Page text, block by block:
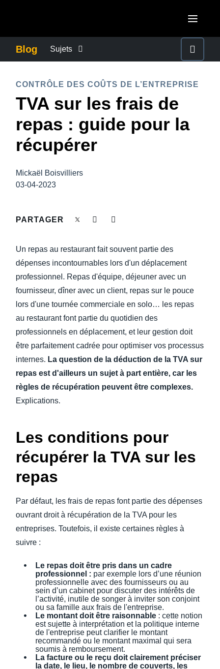
Canada (Français)
México (Español)
EUROPE
United Kingdom (English)
France (Français)
Belgium (English)
España (Español)
Norway (English)
ASIA PACIFIC
Australia (English)
Blog Sujets
CONTINUITÉ DES AFFAIRES
CONTRÔLE DES COÛTS DE L’ENTREPRISE
DEVOIR DE PROTECTION
FRAIS DE DÉPLACEMENT
L’EXPÉRIENCE EMPLOYÉ
CONTRÔLE DES COÛTS DE L’ENTREPRISE
TVA sur les frais de
repas : guide pour la
récupérer
Mickaël Boisvilliers
03-04-2023
PARTAGER
Un repas au restaurant fait souvent partie des
dépenses incontournables lors d'un déplacement
professionnel. Repas d'équipe, déjeuner avec un
fournisseur, dîner avec un client, repas sur le pouce
lors d'une tournée commerciale en solo… les repas
au restaurant font partie du quotidien des
professionnels en déplacement, et leur gestion doit
être parfaitement cadrée pour optimiser vos processus
internes. La question de la déduction de la TVA sur
repas est d'ailleurs un sujet à part entière, car les
règles de récupération peuvent être complexes.
Explications.
Les conditions pour
récupérer la TVA sur les
repas
Par défaut, les frais de repas font partie des dépenses
ouvrant droit à récupération de la TVA pour les
entreprises. Toutefois, il existe certaines règles à
suivre :
Le repas doit être pris dans un cadre
professionnel : par exemple lors d’une réunion
professionnelle avec des fournisseurs ou au
sein d’un cabinet pour discuter des intérêts de
l’activité, inutile de songer à inviter son conjoint
ou sa famille aux frais de l'entreprise.
Le montant doit être raisonnable : cette notion
est sujette à interprétation et la politique interne
de l'entreprise peut clarifier le montant
recommandé ou le montant maximal qui sera
soumis à remboursement.
La facture ou le reçu doit clairement préciser
la date, le lieu, le nombre de couverts, les